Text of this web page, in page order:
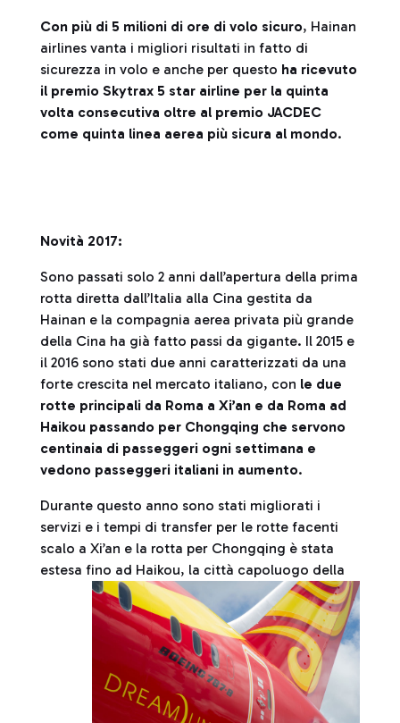
Con più di 5 milioni di ore di volo sicuro, Hainan
airlines vanta i migliori risultati in fatto di
sicurezza in volo e anche per questo ha ricevuto
il premio Skytrax 5 star airline per la quinta
volta consecutiva oltre al premio JACDEC
come quinta linea aerea più sicura al mondo.
Novità 2017:
Sono passati solo 2 anni dall’apertura della prima
rotta diretta dall’Italia alla Cina gestita da
Hainan e la compagnia aerea privata più grande
della Cina ha già fatto passi da gigante. Il 2015 e
il 2016 sono stati due anni caratterizzati da una
forte crescita nel mercato italiano, con le due
rotte principali da Roma a Xi’an e da Roma ad
Haikou passando per Chongqing che servono
centinaia di passeggeri ogni settimana e
vedono passeggeri italiani in aumento.
Durante questo anno sono stati migliorati i
servizi e i tempi di transfer per le rotte facenti
scalo a Xi’an e la rotta per Chongqing è stata
estesa fino ad Haikou, la città capoluogo della